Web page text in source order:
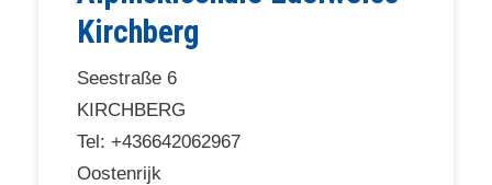
Kirchberg
Seestraße 6
KIRCHBERG
Tel: +436642062967
Oostenrijk